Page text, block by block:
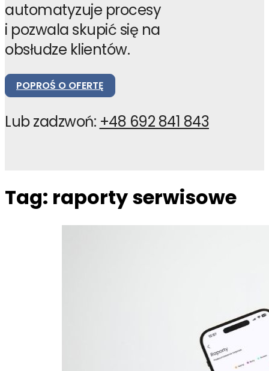
automatyzuje procesy
i pozwala skupić się na
obsłudze klientów.
POPROŚ O OFERTĘ
Lub zadzwoń: +48 692 841 843
Tag: raporty serwisowe